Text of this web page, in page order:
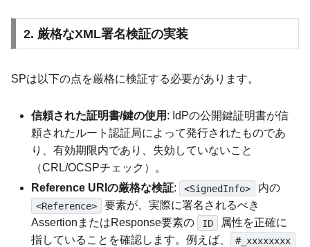
2. 厳格なXML署名検証の実装
SPは以下の点を厳格に検証する必要があります。
信頼された証明書/鍵の使用 : IdPの公開鍵証明書が信
頼されたルート認証局によって発行されたものであ
り、有効期限内であり、失効していないこと
（CRL/OCSPチェック）。
Reference URIの厳格な検証: <SignedInfo> 内の
<Reference>
要素が、実際に署名されるべき
AssertionまたはResponse要素の
ID
属性を正確に
指していることを確認します。例えば、
#_xxxxxxxx